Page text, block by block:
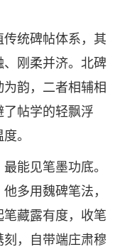
统碑帖体系，其
刚柔并济。北碑
韵，二者相辅相
帖学的轻飘浮
。
能见笔墨功底。
多用魏碑笔法，
藏露有度，收笔
，自带端庄肃穆